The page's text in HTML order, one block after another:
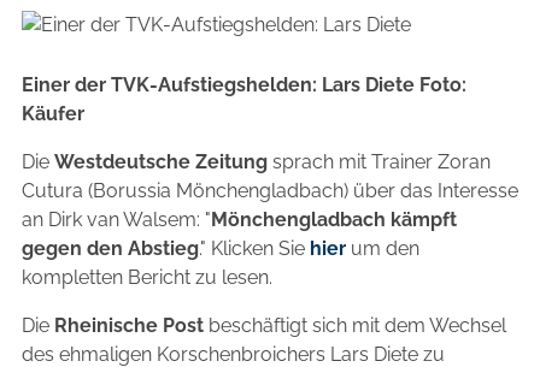
Einer der TVK-Aufstiegshelden: Lars Diete Foto:
Käufer
Die Westdeutsche Zeitung sprach mit Trainer Zoran
Cutura (Borussia Mönchengladbach) über das Interesse
an Dirk van Walsem: "Mönchengladbach kämpft
gegen den Abstieg." Klicken Sie hier um den
kompletten Bericht zu lesen.
Die Rheinische Post beschäftigt sich mit dem Wechsel
des ehmaligen Korschenbroichers Lars Diete zu